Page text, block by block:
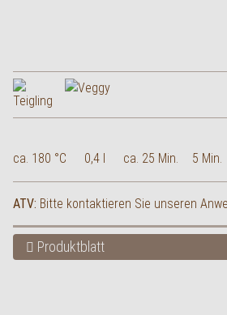
ca. 180 °C 0,4 l ca. 25 Min. 5 Min.
ATV: Bitte kontaktieren Sie unseren
Produktblatt